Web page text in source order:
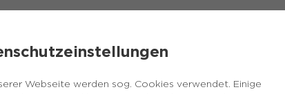
Webseite werden sog. Cookies verwendet. Einige
innovatives Ausstellungs- und Umweltbildungsprojekt